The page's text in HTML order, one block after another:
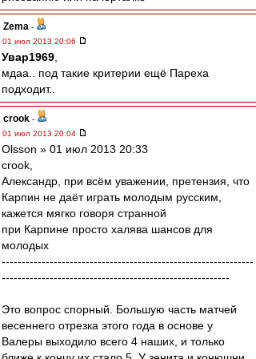
Zema -
01 июл 2013 20:06
Увар1969
мдаа.. под такие критерии ещё Пареха
подходит..
crook -
01 июл 2013 20:04
Olsson » 01 июл 2013 20:33
crook,
Александр, при всём уважении, претензия, что
Карпин не даёт играть молодым русским,
кажется мягко говоря странной
при Карпине просто халява шансов для
молодых
---------------------------------------------------------------
---------------------------------------------------------
Это вопрос спорный. Большую часть матчей
весеннего отрезка этого года в основе у
Валеры выходило всего 4 наших, и только